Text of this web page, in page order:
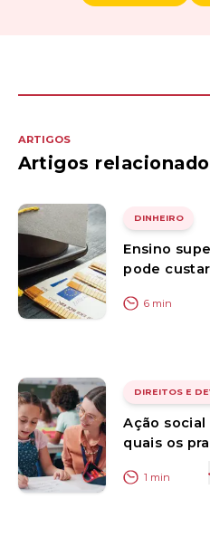
ARTIGOS
Artigos
DINHEIRO
Ensino
pode
6 min
DIREITOS E
Ação
quais os
1 min